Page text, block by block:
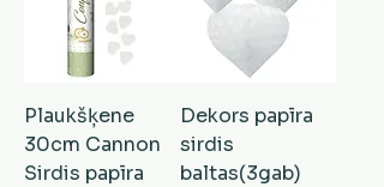
Plaukšķene
30cm Cannon
Sirdis papīra
Dekors papīra
sirdis
baltas(3gab)